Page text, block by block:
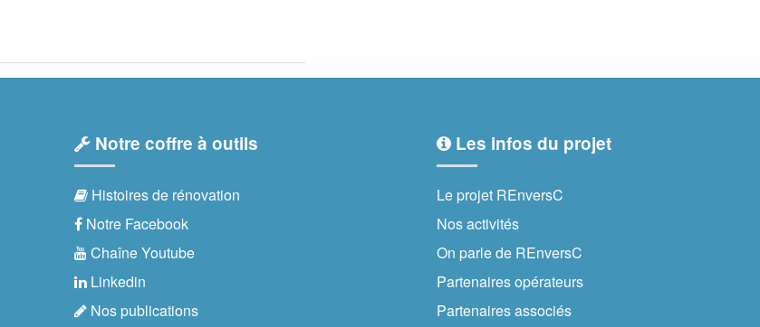
Notre coffre à outils
Histoires de rénovation
Notre Facebook
Chaîne Youtube
Linkedin
Nos publications
Les infos du projet
Le projet REnversC
Nos activités
On parle de REnversC
Partenaires opérateurs
Partenaires associés